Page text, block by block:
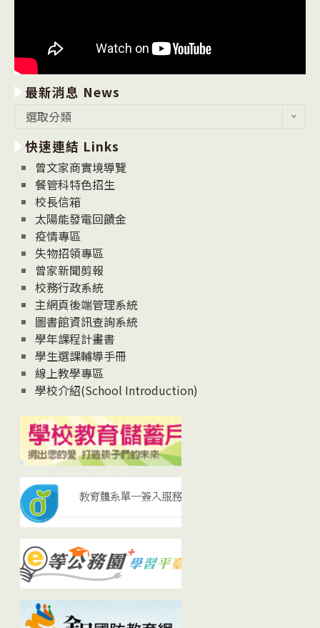
最新消息 News
消
息
News
選取分類
快速連結 Links
曾文家商實境導覽
餐管科特色招生
校長信箱
太陽能發電回饋金
疫情專區
失物招領專區
曾家新聞剪報
校務行政系統
主網頁後端管理系統
圖書館資訊查詢系統
學年課程計畫書
學生選課輔導手冊
線上教學專區
學校介紹(School Introduction)